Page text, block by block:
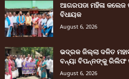
ଆଗରପଡା ମହିଳା
ବିଧାୟକ
August 6, 2026
ଭଦ୍ରକ ଜିଲ୍ଲା ଦଳିତ
ବନ୍ୟା ବିପନ୍ନଙ୍କୁ ରିଲିଫ
August 6, 2026